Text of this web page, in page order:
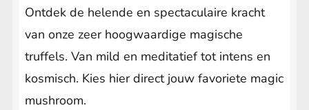
Ontdek de helende en spectaculaire kracht
van onze zeer hoogwaardige magische
truffels. Van mild en meditatief tot intens en
kosmisch. Kies hier direct jouw favoriete magic
mushroom.